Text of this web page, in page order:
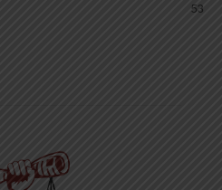
53